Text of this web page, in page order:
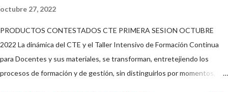
octubre 27, 2022
PRODUCTOS CONTESTADOS CTE PRIMERA SESION OCTUBRE
2022 La dinámica del CTE y el Taller Intensivo de Formación Continua
para Docentes y sus materiales, se transforman, entretejiendo los
procesos de formación y de gestión, sin distinguirlos por momentos, y